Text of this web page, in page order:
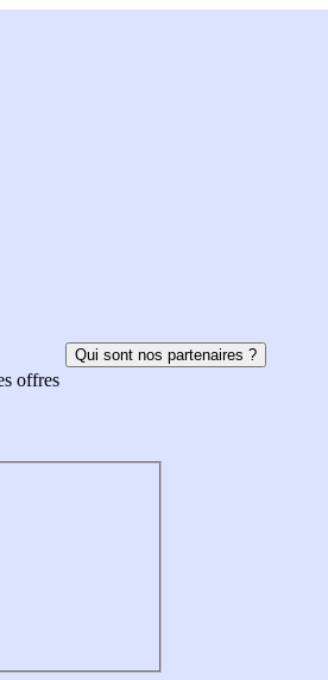
offres
Qui sont nos partenaires ?